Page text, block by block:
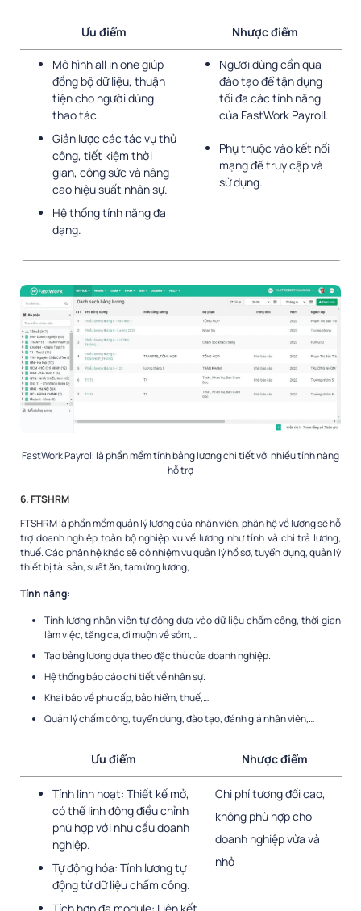
Ưu điểm Nhược điểm
Mô hình all in one giúp
đồng bộ dữ liệu, thuận
tiện cho người dùng
thao tác.
Giản lược các tác vụ thủ
công, tiết kiệm thời
gian, công sức và nâng
cao hiệu suất nhân sự.
Hệ thống tính năng đa
dạng.
Người dùng cần qua
đào tạo để tận dụng
tối đa các tính năng
của FastWork Payroll.
Phụ thuộc vào kết nối
mạng để truy cập và
sử dụng.
FastWork Payroll là phần mềm tính bảng lương chi tiết với nhiều tính năng
hỗ trợ
6. FTSHRM
FTSHRM là phần mềm quản lý lương của nhân viên, phân hệ về lương sẽ hỗ
trợ doanh nghiệp toàn bộ nghiệp vụ về lương như tính và chi trả lương,
thuế. Các phân hệ khác sẽ có nhiệm vụ quản lý hồ sơ, tuyển dụng, quản lý
thiết bị tài sản, suất ăn, tạm ứng lương,…
Tính năng:
Tính lương nhân viên tự động dựa vào dữ liệu chấm công, thời gian
làm việc, tăng ca, đi muộn về sớm,…
Tạo bảng lương dựa theo đặc thù của doanh nghiệp.
Hệ thống báo cáo chi tiết về nhân sự.
Khai báo về phụ cấp, bảo hiểm, thuế,…
Quản lý chấm công, tuyển dụng, đào tạo, đánh giá nhân viên,…
Ưu điểm Nhược điểm
Tính linh hoạt: Thiết kế mở,
có thể linh động điều chỉnh
phù hợp với nhu cầu doanh
nghiệp.
Tự động hóa: Tính lương tự
động từ dữ liệu chấm công.
Tích hợp đa module: Liên kết
Chi phí tương đối cao,
không phù hợp cho
doanh nghiệp vừa và
nhỏ